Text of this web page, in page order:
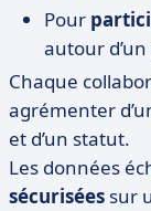
Pour
autour
Chaque
agrémenter
et d’un statut.
Les données
sécurisées sur